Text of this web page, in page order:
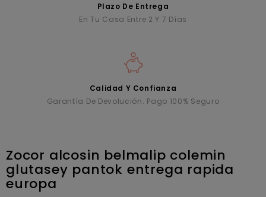
Plazo De Entrega
En Tu Casa Entre 2 Y 7 Días
Calidad Y Confianza
Garantía De Devolución. Pago 100% Seguro
Zocor alcosin belmalip colemin
glutasey pantok entrega rapida
europa